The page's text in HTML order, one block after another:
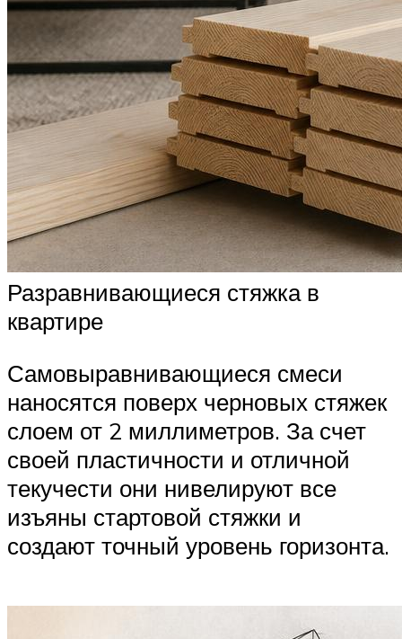
Разравнивающиеся стяжка в
квартире
Самовыравнивающиеся смеси
наносятся поверх черновых стяжек
слоем от 2 миллиметров. За счет
своей пластичности и отличной
текучести они нивелируют все
изъяны стартовой стяжки и
создают точный уровень горизонта.